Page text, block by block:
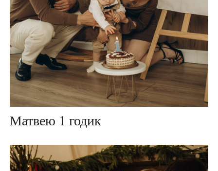
Матвею 1 годик